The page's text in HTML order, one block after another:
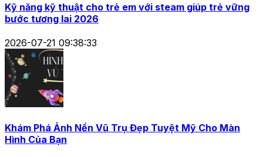
Kỹ năng kỹ thuật cho trẻ em với steam giúp trẻ vững
bước tương lai 2026
2026-07-21 09:38:33
Khám Phá Ảnh Nền Vũ Trụ Đẹp Tuyệt Mỹ Cho Màn
Hình Của Bạn